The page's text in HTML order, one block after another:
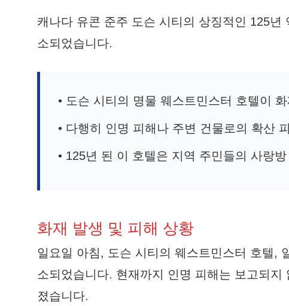
캐나다 유콘 준주 도슨 시티의 상징적인 125
소되었습니다.
• 도슨 시티의 명물 웨스트민스터 호텔이
• 다행히 인명 피해나 주변 건물로의 확산
• 125년 된 이 호텔은 지역 주민들의 사랑
화재 발생 및 피해 상황
일요일 아침, 도슨 시티의 웨스트민스터 호텔,
소되었습니다. 현재까지 인명 피해는 보고되
졌습니다.